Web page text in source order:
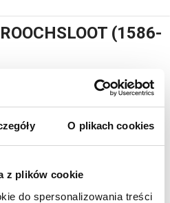
O plikach cookies
z plików cookie
do spersonalizowania treści
(1586-
1644
102,5 x 152 cm;
Drooch / Sloot / 164(6 ?)